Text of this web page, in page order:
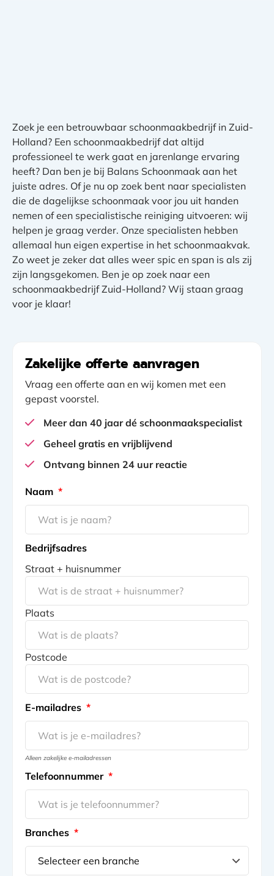
Zoek je een betrouwbaar schoonmaakbedrijf in Zuid-
Holland? Een schoonmaakbedrijf dat altijd
professioneel te werk gaat en jarenlange ervaring
heeft? Dan ben je bij Balans Schoonmaak aan het
juiste adres. Of je nu op zoek bent naar specialisten
die de dagelijkse schoonmaak voor jou uit handen
nemen of een specialistische reiniging uitvoeren: wij
helpen je graag verder. Onze specialisten hebben
allemaal hun eigen expertise in het schoonmaakvak.
Zo weet je zeker dat alles weer spic en span is als zij
zijn langsgekomen. Ben je op zoek naar een
schoonmaakbedrijf Zuid-Holland? Wij staan graag
voor je klaar!
Zakelijke offerte aanvragen
Vraag een offerte aan en wij komen met een
gepast voorstel.
Meer dan 40 jaar dé schoonmaakspecialist
Geheel gratis en vrijblijvend
Ontvang binnen 24 uur reactie
gclid
Naam *
Bedrijfsadres
Straat + huisnummer
Plaats
Postcode
E-mailadres *
Alleen zakelijke e-mailadressen
Telefoonnummer *
Branches *